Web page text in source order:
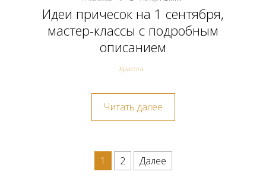
Идеи причесок на 1 сентября,
мастер-классы с подробным
описанием
Красота
Читать далее
Навигация по записям
1 2
Далее